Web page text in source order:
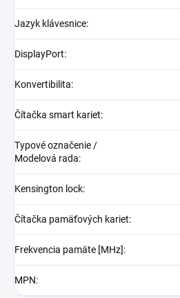
Jazyk klávesnice:
DisplayPort:
Konvertibilita:
Čítačka smart kariet:
Typové označenie /
Modelová rada:
Kensington lock:
Čítačka pamäťových kariet:
Frekvencia pamäte [MHz]:
MPN: